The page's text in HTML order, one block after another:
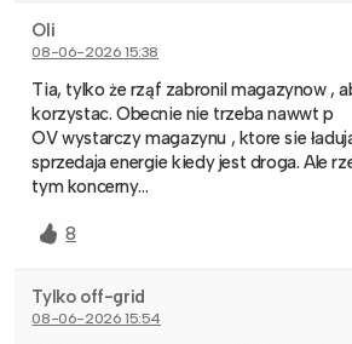
Oli
08-06-2026 15:38
Tia, tylko że rząf zabronil magazynow ,
korzystac. Obecnie nie trzeba nawwt p
OV wystarczy magazynu , ktore sie
sprzedaja energie kiedy jest droga. Ale
tym koncerny…
8
Tylko off-grid
08-06-2026 15:54